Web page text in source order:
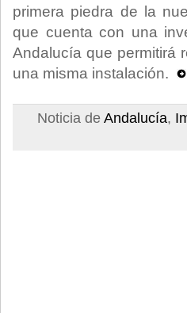
primera piedra de la
que cuenta con una
Andalucía que permitirá
una misma instalación.
Noticia de Andalucía,